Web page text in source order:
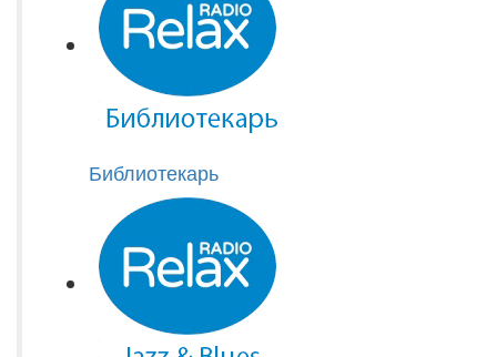
Библиотекарь